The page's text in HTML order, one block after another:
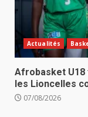
Actualités
Afrobasket U18
les Lioncelles
07/08/2026